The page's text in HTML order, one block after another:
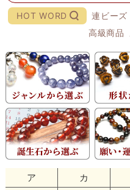
HOT WORD 連ビーズ
高級商品
ア カ